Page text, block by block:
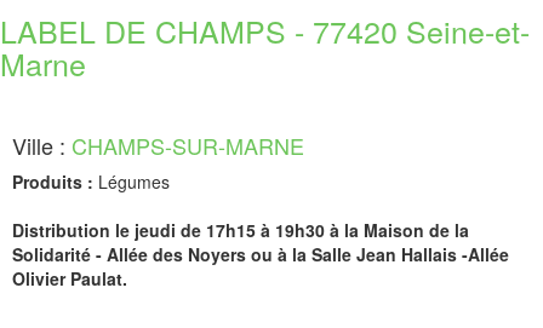
LABEL DE CHAMPS - 77420 Seine-et-
Marne
Ville : CHAMPS-SUR-MARNE
Produits : Légumes
Distribution le jeudi de 17h15 à 19h30 à la Maison de la
Solidarité - Allée des Noyers ou à la Salle Jean Hallais -Allée
Olivier Paulat.